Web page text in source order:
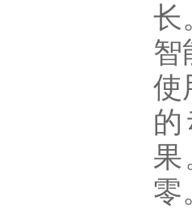
长
智
使
果
零